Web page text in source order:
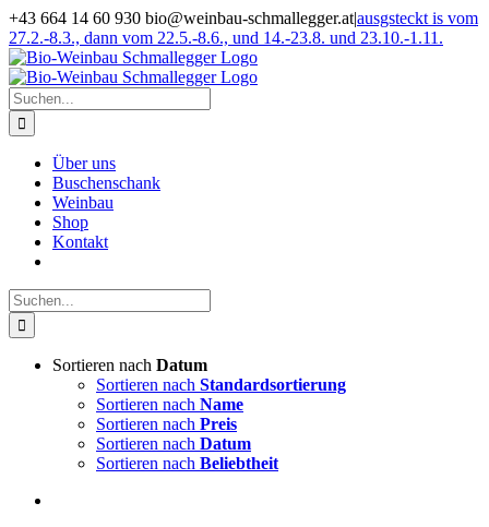
Zum
Inhalt
springen
+43 664 14 60 930 bio@weinbau-schmallegger.at|ausgsteckt is vom
27.2.-8.3., dann vom 22.5.-8.6., und 14.-23.8. und 23.10.-1.11.
Facebook
Instagram
Suche
nach:
Über uns
Buschenschank
Weinbau
Shop
Kontakt
Suche
nach:
Sortieren nach Datum
Sortieren nach Standardsortierung
Sortieren nach Name
Sortieren nach Preis
Sortieren nach Datum
Sortieren nach Beliebtheit